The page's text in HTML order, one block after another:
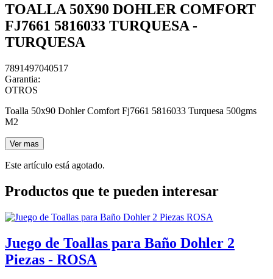
TOALLA 50X90 DOHLER COMFORT
FJ7661 5816033 TURQUESA -
TURQUESA
7891497040517
Garantia:
OTROS
Toalla 50x90 Dohler Comfort Fj7661 5816033 Turquesa 500gms
M2
Ver mas
Este artículo está agotado.
Productos que te pueden interesar
Juego de Toallas para Baño Dohler 2
Piezas - ROSA